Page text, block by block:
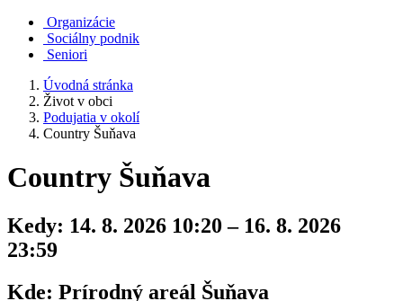
Organizácie
Sociálny podnik
Seniori
Úvodná stránka
Život v obci
Podujatia v okolí
Country Šuňava
Country Šuňava
Kedy: 14. 8. 2026 10:20 – 16. 8. 2026
23:59
Kde: Prírodný areál Šuňava